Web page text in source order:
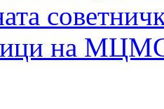
на МЦМС